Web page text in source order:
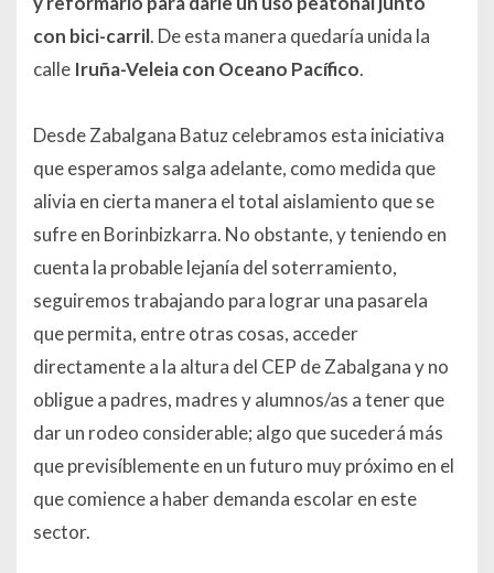
con bici-carril. De esta manera quedaría unida la
calle Iruña-Veleia con Oceano Pacífico.
Desde Zabalgana Batuz celebramos esta iniciativa
que esperamos salga adelante, como medida que
alivia en cierta manera el total aislamiento que se
sufre en Borinbizkarra. No obstante, y teniendo en
cuenta la probable lejanía del soterramiento,
seguiremos trabajando para lograr una pasarela
que permita, entre otras cosas, acceder
directamente a la altura del CEP de Zabalgana y no
obligue a padres, madres y alumnos/as a tener que
dar un rodeo considerable; algo que sucederá más
que previsíblemente en un futuro muy próximo en el
que comience a haber demanda escolar en este
sector.